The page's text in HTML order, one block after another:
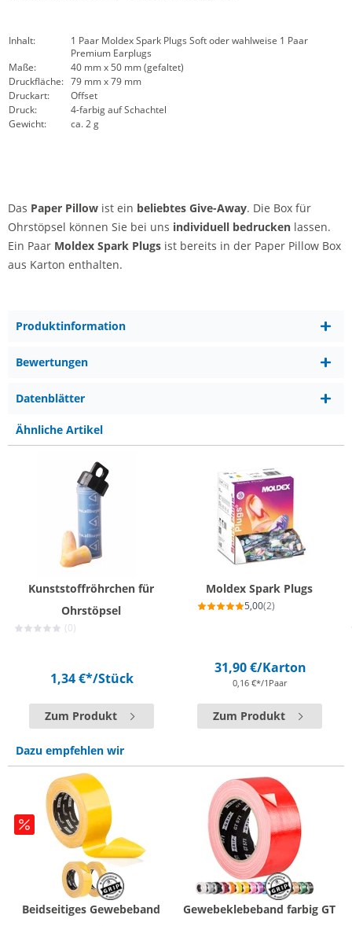
Inhalt:
1 Paar Moldex Spark Plugs Soft oder wahlweise 1 Paar
Premium Earplugs
Maße:
40 mm x 50 mm (gefaltet)
Druckfläche: 79 mm x 79 mm
Druckart:
Offset
Druck:
4-farbig auf Schachtel
Gewicht:
ca. 2 g
Das Paper Pillow ist ein beliebtes Give-Away. Die Box für
Ohrstöpsel können Sie bei uns individuell bedrucken lassen.
Ein Paar Moldex Spark Plugs ist bereits in der Paper Pillow Box
aus Karton enthalten.
Produktinformation
Bewertungen
Datenblätter
Ähnliche Artikel
Kunststoffröhrchen für
Ohrstöpsel
(0)
1,34 €*/Stück
Zum Produkt
Moldex Spark Plugs
5,00(2)
31,90 €/Karton
0,16 €*/1Paar
Zum Produkt
Dazu empfehlen wir
Beidseitiges Gewebeband
Gewebeklebeband farbig GT